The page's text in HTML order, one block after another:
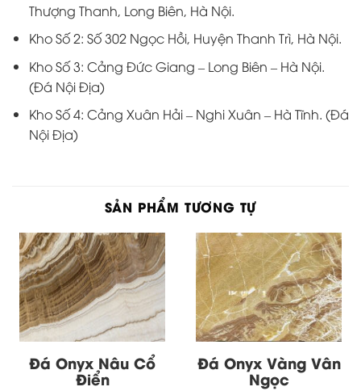
Thượng Thanh, Long Biên, Hà Nội.
Kho Số 2: Số 302 Ngọc Hồi, Huyện Thanh Trì, Hà Nội.
Kho Số 3: Cảng Đức Giang – Long Biên – Hà Nội.
(Đá Nội Địa)
Kho Số 4: Cảng Xuân Hải – Nghi Xuân – Hà Tĩnh. (Đá
Nội Địa)
SẢN PHẨM TƯƠNG TỰ
Đá Onyx Nâu Cổ
Điển
Đá Onyx Vàng Vân
Ngọc